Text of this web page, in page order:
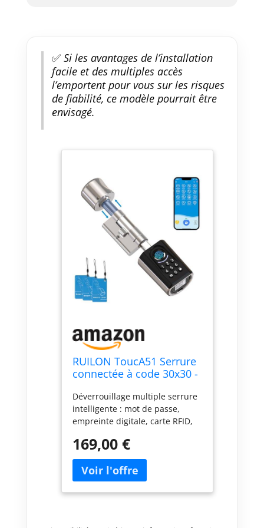
✅Si les avantages de l’installation
facile et des multiples accès
l’emportent pour vous sur les risques
de fiabilité, ce modèle pourrait être
envisagé.
RUILON ToucA51 Serrure
connectée à code 30x30 -
digitale
Déverrouillage multiple serrure
intelligente : mot de passe,
empreinte digitale, carte RFID,
rechange. Le déverrouillage à
distance nécessite l'achat
supplémentaire de WIFIBOX
Utilisateurs multiples : La
serrure connectée peut être
169,00 €